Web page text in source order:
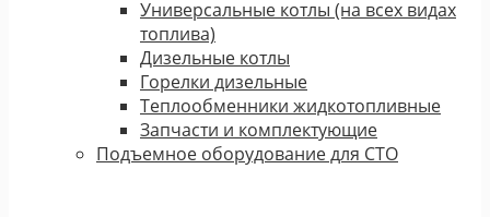
Универсальные котлы (на всех видах
топлива)
Дизельные котлы
Горелки дизельные
Теплообменники жидкотопливные
Запчасти и комплектующие
Подъемное оборудование для СТО